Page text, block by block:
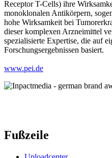
Receptor T-Cells) ihre
monoklonalen Antikörpern,
hohe Wirksamkeit bei
dieser komplexen Arzneimittel
spezialisierte Expertise, die auf
Forschungsergebnissen basiert.
www.pei.de
Fußzeile